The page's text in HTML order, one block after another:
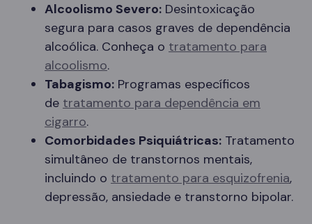
Alcoolismo Severo: Desintoxicação
segura para casos graves de dependência
alcoólica. Conheça o tratamento para
alcoolismo.
Tabagismo: Programas específicos
de tratamento para dependência em
cigarro.
Comorbidades Psiquiátricas: Tratamento
simultâneo de transtornos mentais,
incluindo o tratamento para esquizofrenia,
depressão, ansiedade e transtorno bipolar.